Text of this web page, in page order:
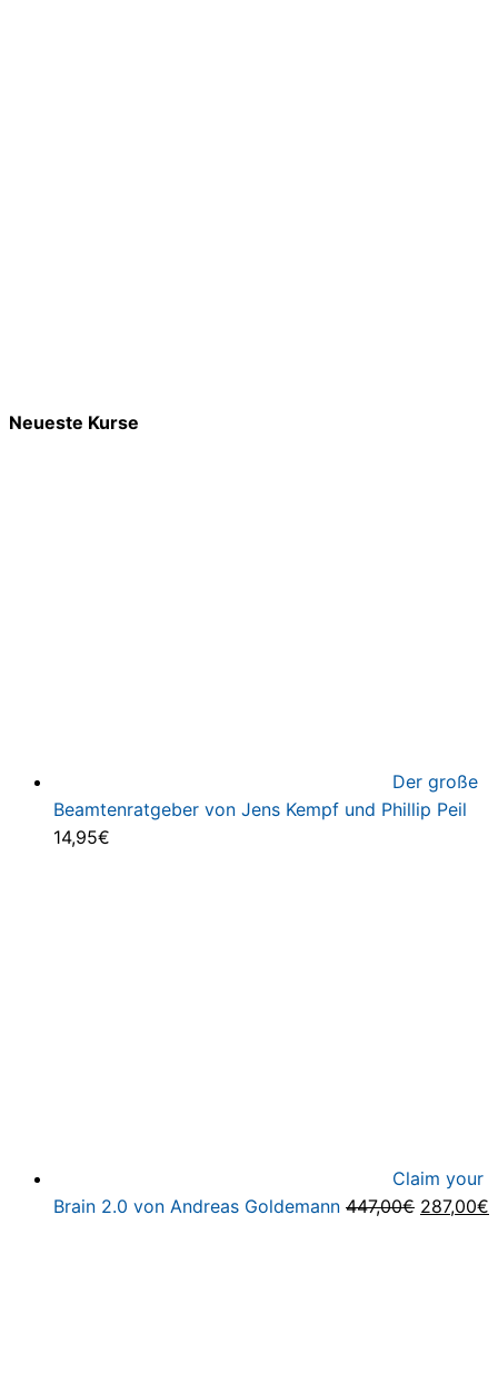
Neueste Kurse
Der große
Beamtenratgeber von Jens Kempf und Phillip Peil
14,95€
Claim your
Brain 2.0 von Andreas Goldemann 447,00€ 287,00€